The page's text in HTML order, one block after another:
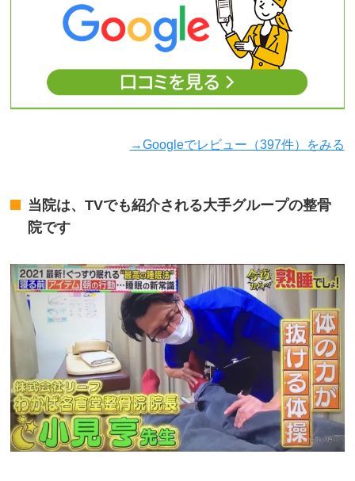
→Googleでレビュー（397件）をみる
当院は、TVでも紹介される大手グループの整骨
院です